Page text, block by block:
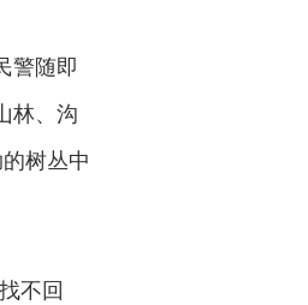
警随即
林、沟
树丛中
不回